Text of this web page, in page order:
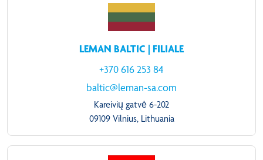
LEMAN BALTIC | FILIALE
+370 616 253 84
baltic@leman-sa.com
Kareivių gatvė 6-202
09109 Vilnius, Lithuania